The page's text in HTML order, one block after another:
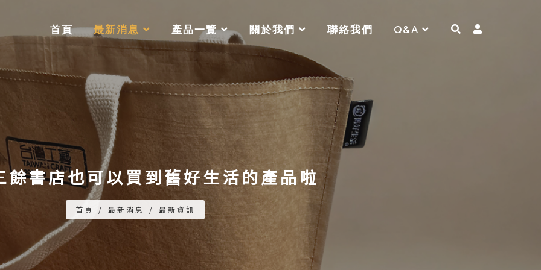
首頁 最新消息 產品一覽 關於我們 聯絡我們 Q&A
餘書店也可以買到舊好生活的產品啦
首頁 / 最新消息 / 最新資訊